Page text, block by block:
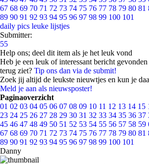
67 68 69 70 71 72 73 74 75 76 77 78 79 80 81
89 90 91 92 93 94 95 96 97 98 99 100 101
daily pics leuke lijstjes
Submitter:
55
Help ons; deel dit item als je het leuk vond
Heb je een leuk of interessant bericht
terug ziet? Tip ons dan via de submit!
Zoek jij altijd de leukste nieuwtjes en kun je
Meld je aan als nieuwsposter!
Paginaoverzicht
01 02 03 04 05 06 07 08 09 10 11 12 13 14 15
23 24 25 26 27 28 29 30 31 32 33 34 35 36 37
45 46 47 48 49 50 51 52 53 54 55 56 57 58 59
67 68 69 70 71 72 73 74 75 76 77 78 79 80 81
89 90 91 92 93 94 95 96 97 98 99 100 101
Danny